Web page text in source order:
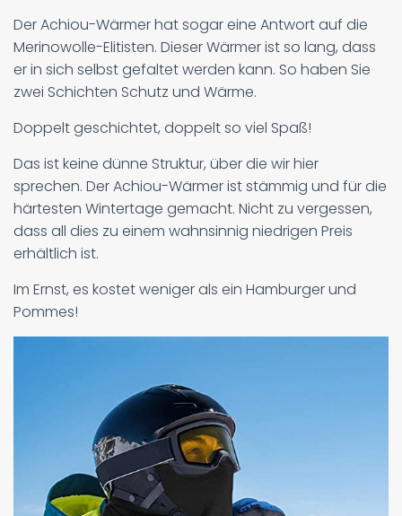
Der Achiou-Wärmer hat sogar eine Antwort auf die
Merinowolle-Elitisten. Dieser Wärmer ist so lang, dass
er in sich selbst gefaltet werden kann. So haben Sie
zwei Schichten Schutz und Wärme.
Doppelt geschichtet, doppelt so viel Spaß!
Das ist keine dünne Struktur, über die wir hier
sprechen. Der Achiou-Wärmer ist stämmig und für die
härtesten Wintertage gemacht. Nicht zu vergessen,
dass all dies zu einem wahnsinnig niedrigen Preis
erhältlich ist.
Im Ernst, es kostet weniger als ein Hamburger und
Pommes!